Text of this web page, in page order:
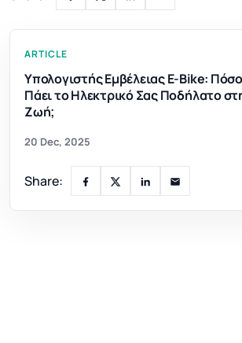
ARTICLE
Υπολογιστής Εμβέλειας E-Bike:
Πάει το Ηλεκτρικό Σας Ποδήλατο
Ζωή;
20 Dec, 2025
Share: